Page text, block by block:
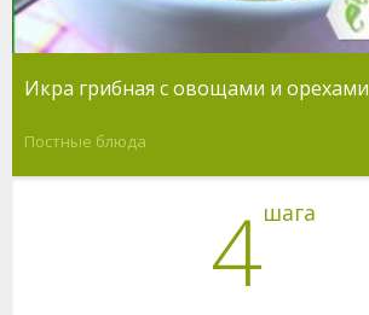
Икра грибная с овощами и орехами
Постные блюда
4шага